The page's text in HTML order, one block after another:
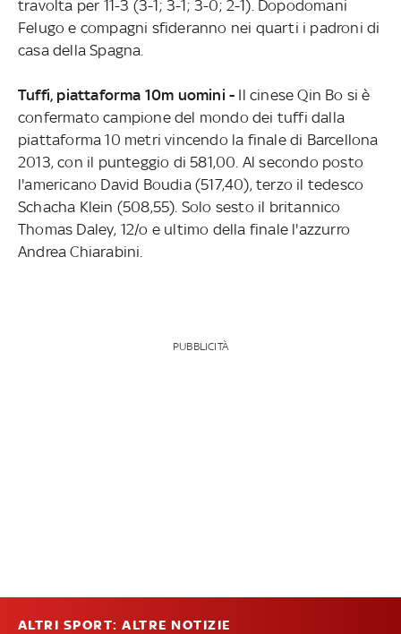
travolta per 11-3 (3-1; 3-1; 3-0; 2-1). Dopodomani
Felugo e compagni sfideranno nei quarti i padroni di
casa della Spagna.
Tuffi, piattaforma 10m uomini - Il cinese Qin Bo si è
confermato campione del mondo dei tuffi dalla
piattaforma 10 metri vincendo la finale di Barcellona
2013, con il punteggio di 581,00. Al secondo posto
l'americano David Boudia (517,40), terzo il tedesco
Schacha Klein (508,55). Solo sesto il britannico
Thomas Daley, 12/o e ultimo della finale l'azzurro
Andrea Chiarabini.
PUBBLICITÀ
ALTRI SPORT: ALTRE NOTIZIE